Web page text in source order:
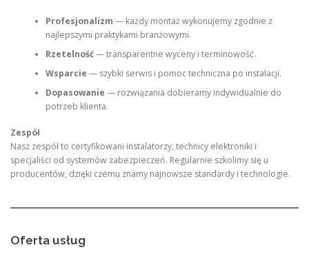
Profesjonalizm — każdy montaż wykonujemy zgodnie z
najlepszymi praktykami branżowymi.
Rzetelność— transparentne wyceny i terminowość.
Wsparcie — szybki serwis i pomoc techniczna po instalacji.
Dopasowanie — rozwiązania dobieramy indywidualnie do
potrzeb klienta.
Zespół
Nasz zespół to certyfikowani instalatorzy, technicy elektroniki i
specjaliści od systemów zabezpieczeń. Regularnie szkolimy się u
producentów, dzięki czemu znamy najnowsze standardy i technologie.
Oferta usług